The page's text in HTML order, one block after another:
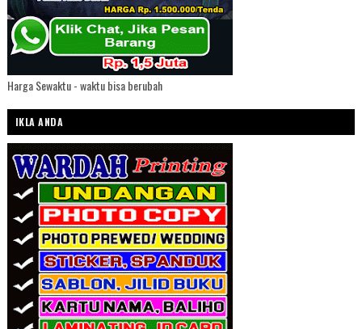
Harga Sewaktu - waktu bisa berubah
IKLA ANDA